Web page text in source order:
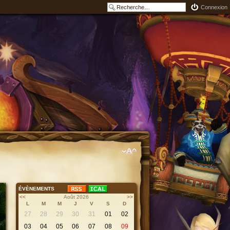
Connexion
ÉVÈNEMENTS
<<
>>
Août 2026
L
M M J V S D
27 28 29 30 31 01
02
03
04 05 06 07 08
09